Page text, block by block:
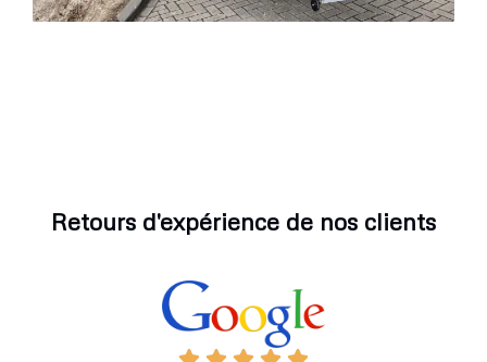
Retours d'expérience de nos clients